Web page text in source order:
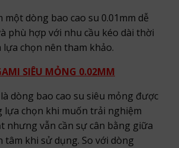
một dòng bao cao su 0.01mm dễ
phù hợp với nhu cầu kéo dài thời
lựa chọn nên tham khảo.
SIÊU MỎNG 0.02MM
là dòng bao cao su siêu mỏng được
lựa chọn khi muốn trải nghiệm
nhưng vẫn cần sự cân bằng giữa
tâm khi sử dụng. So với dòng